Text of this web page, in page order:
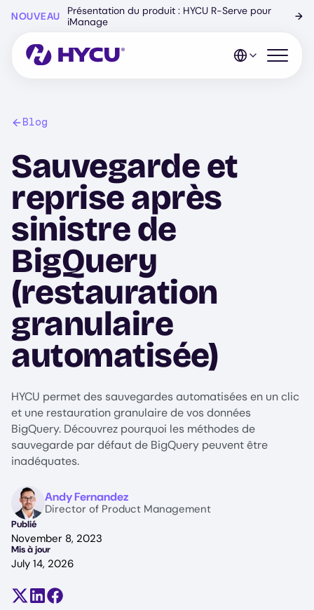
content
NOUVEAU
Présentation du produit : HYCU R-Serve pour
iManage
→
Open
Blog
Sauvegarde et
reprise après
sinistre de
BigQuery
(restauration
granulaire
automatisée)
HYCU permet des sauvegardes automatisées en un clic
et une restauration granulaire de vos données
BigQuery. Découvrez pourquoi les méthodes de
sauvegarde par défaut de BigQuery peuvent être
inadéquates.
Image Andy Fernandez
Director of Product Management
Publié
November 8, 2023
Mis à jour
July 14, 2026
Partager sur X (anciennement Twitter)
Partager sur LinkedIn
Partager sur Facebook